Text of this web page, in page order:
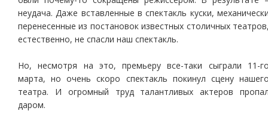
неудача. Даже вставленные в спектакль куски,
перенесенные из постановок известных столичных
естественно, не спасли наш спектакль.
Но, несмотря на это, премьеру все-таки сыграли 11-
марта, но очень скоро спектакль покинул сцену
театра. И огромный труд талантливых актеров
даром.